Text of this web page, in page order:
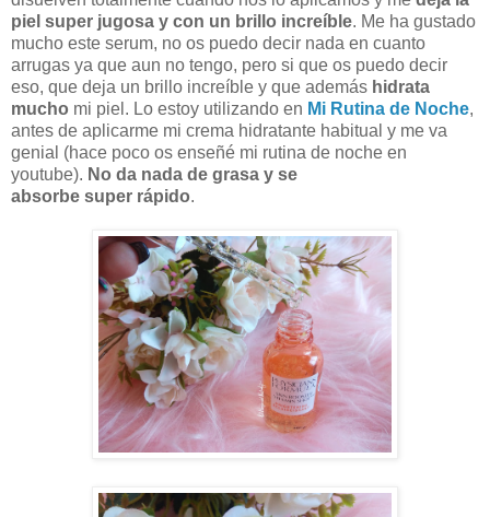
piel super jugosa y con un brillo increíble. Me ha gustado
mucho este serum, no os puedo decir nada en cuanto
arrugas ya que aun no tengo, pero si que os puedo decir
eso, que deja un brillo increíble y que además hidrata
mucho mi piel. Lo estoy utilizando en Mi Rutina de Noche,
antes de aplicarme mi crema hidratante habitual y me va
genial (hace poco os enseñé mi rutina de noche en
youtube). No da nada de grasa y se
absorbe super rápido.